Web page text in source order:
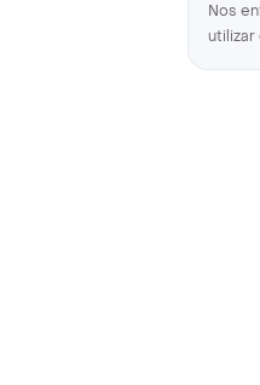
Nos
utilizar